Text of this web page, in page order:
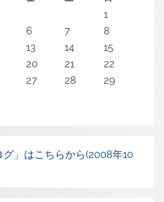
1
6 7
8
13 14
15
20 21
22
27 28
29
」はこちらから(2008年10